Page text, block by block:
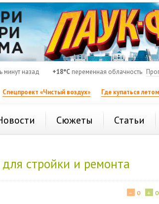
минут назад +18°C переменная облачность
Спецпроект «Чистый воздух» Где купаться
Сюжеты Статьи
стройки и ремонта
+ 0
− 0